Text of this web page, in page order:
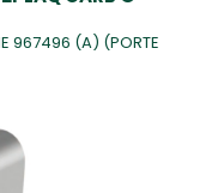
967496 (A) (PORTE